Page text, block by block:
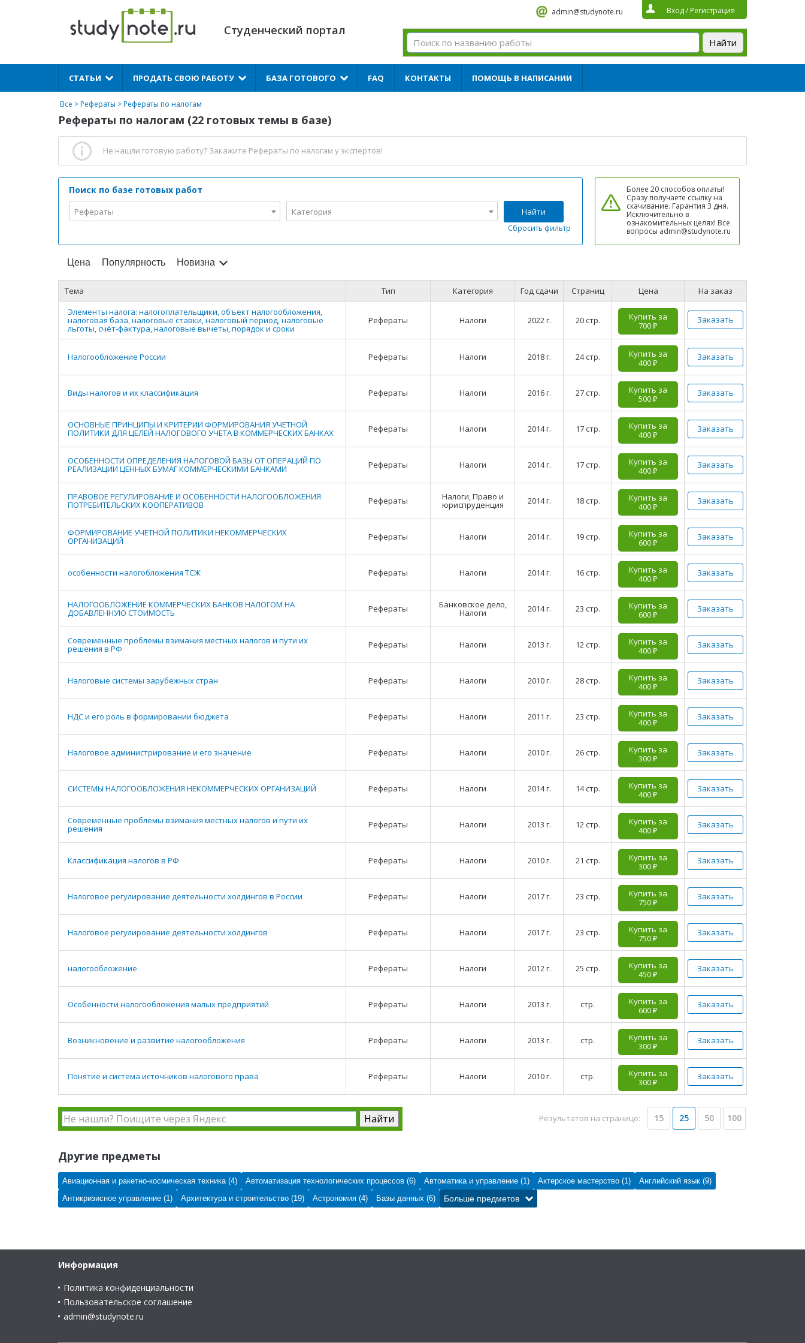
Студенческий портал
admin@studynote.ru Вход/ Регистрация
СТАТЬИ ПРОДАТЬ СВОЮ РАБОТУ БАЗА ГОТОВОГО FAQ КОНТАКТЫ ПОМОЩЬ В НАПИСАНИИ
Все >Рефераты >Рефераты по налогам
Рефераты по налогам (22 готовых темы в базе)
Не нашли готовую работу? Закажите Рефераты по налогам у экспертов!
Поиск по базе готовых работ
Рефераты Категория Найти
Сбросить фильтр
Более 20 способов оплаты!
Сразу получаете ссылку на
скачивание. Гарантия 3 дня.
Исключительно в
ознакомительных целях! Все
вопросы admin@studynote.ru
Цена Популярность Новизна
Тема Тип Категория Год сдачи Страниц Цена
На заказ
Элементы налога: налогоплательщики, объект налогообложения,
налоговая база, налоговые ставки, налоговый период, налоговые
льготы, счёт-фактура, налоговые вычеты, порядок и сроки
Рефераты Налоги 2022 г. 20 стр.
Купить за
700 ₽
Заказать
Налогообложение России Рефераты Налоги 2018 г. 24 стр.
Купить за
400 ₽
Заказать
Виды налогов и их классификация Рефераты Налоги 2016 г. 27 стр.
Купить за
500 ₽
Заказать
ОСНОВНЫЕ ПРИНЦИПЫ И КРИТЕРИИ ФОРМИРОВАНИЯ УЧЕТНОЙ
ПОЛИТИКИ ДЛЯ ЦЕЛЕЙ НАЛОГОВОГО УЧЕТА В КОММЕРЧЕСКИХ БАНКАХ Рефераты Налоги 2014 г. 17 стр.
Купить за
400 ₽
Заказать
ОСОБЕННОСТИ ОПРЕДЕЛЕНИЯ НАЛОГОВОЙ БАЗЫ ОТ ОПЕРАЦИЙ ПО
РЕАЛИЗАЦИИ ЦЕННЫХ БУМАГ КОММЕРЧЕСКИМИ БАНКАМИ Рефераты Налоги 2014 г. 17 стр.
Купить за
400 ₽
Заказать
ПРАВОВОЕ РЕГУЛИРОВАНИЕ И ОСОБЕННОСТИ НАЛОГООБЛОЖЕНИЯ
ПОТРЕБИТЕЛЬСКИХ КООПЕРАТИВОВ Рефераты Налоги, Право и
юриспруденция 2014 г. 18 стр.
Купить за
400 ₽
Заказать
ФОРМИРОВАНИЕ УЧЕТНОЙ ПОЛИТИКИ НЕКОММЕРЧЕСКИХ
ОРГАНИЗАЦИЙ Рефераты Налоги 2014 г. 19 стр.
Купить за
600 ₽
Заказать
особенности налогобложения ТСЖ Рефераты Налоги 2014 г. 16 стр.
Купить за
400 ₽
Заказать
НАЛОГООБЛОЖЕНИЕ КОММЕРЧЕСКИХ БАНКОВ НАЛОГОМ НА
ДОБАВЛЕННУЮ СТОИМОСТЬ Рефераты Банковское дело,
Налоги 2014 г. 23 стр.
Купить за
600 ₽
Заказать
Современные проблемы взимания местных налогов и пути их
решения в РФ Рефераты Налоги 2013 г. 12 стр.
Купить за
400 ₽
Заказать
Налоговые системы зарубежных стран Рефераты Налоги 2010 г. 28 стр.
Купить за
400 ₽
Заказать
НДС и его роль в формировании бюджета Рефераты Налоги 2011 г. 23 стр.
Купить за
400 ₽
Заказать
Налоговое администрирование и его значение Рефераты Налоги 2010 г. 26 стр.
Купить за
300 ₽
Заказать
СИСТЕМЫ НАЛОГООБЛОЖЕНИЯ НЕКОММЕРЧЕСКИХ ОРГАНИЗАЦИЙ Рефераты Налоги 2014 г. 14 стр.
Купить за
400 ₽
Заказать
Современные проблемы взимания местных налогов и пути их
решения Рефераты Налоги 2013 г. 12 стр.
Купить за
400 ₽
Заказать
Классификация налогов в РФ Рефераты Налоги 2010 г. 21 стр.
Купить за
300 ₽
Заказать
Налоговое регулирование деятельности холдингов в России Рефераты Налоги 2017 г. 23 стр.
Купить за
750 ₽
Заказать
Налоговое регулирование деятельности холдингов Рефераты Налоги 2017 г. 23 стр.
Купить за
750 ₽
Заказать
налогообложение Рефераты Налоги 2012 г. 25 стр.
Купить за
450 ₽
Заказать
Особенности налогообложения малых предприятий Рефераты Налоги 2013 г. стр.
Купить за
600 ₽
Заказать
Возникновение и развитие налогообложения Рефераты Налоги 2013 г. стр.
Купить за
300 ₽
Заказать
Понятие и система источников налогового права Рефераты Налоги 2010 г. стр.
Купить за
300 ₽
Заказать
Результатов на странице: 15 25 50 100
Другие предметы
Авиационная и ракетно-космическая техника (4) Автоматизация технологических процессов (6) Автоматика и управление (1) Актерское мастерство (1)
Английский язык (9)
Антикризисное управление (1)
Архитектура и строительство (19) Астрономия (4) Базы данных (6) Больше предметов
Информация
Политика конфиденциальности
Пользовательское соглашение
admin@studynote.ru